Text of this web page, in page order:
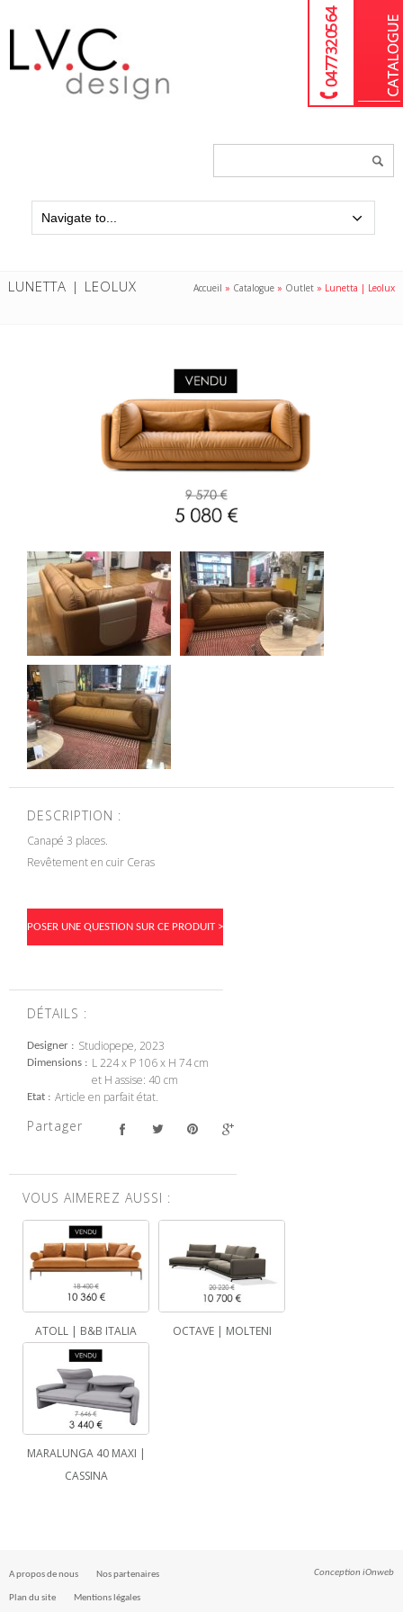
04 77 32 05 64
LUNETTA | LEOLUX Accueil » Catalogue » Outlet » Lunetta | Leolux
DESCRIPTION :
Canapé 3 places.
Revêtement en cuir Ceras
POSER UNE QUESTION SUR CE PRODUIT >
DÉTAILS :
Designer Studiopepe, 2023
Dimensions
L 224 x P 106 x H 74 cm
et H assise: 40 cm
Etat Article en parfait état.
Partager
VOUS AIMEREZ AUSSI :
ATOLL | B&B ITALIA OCTAVE | MOLTENI
MARALUNGA 40 MAXI |
CASSINA
A propos de nous Nos partenaires
Plan du site Mentions légales
Conception iOnweb